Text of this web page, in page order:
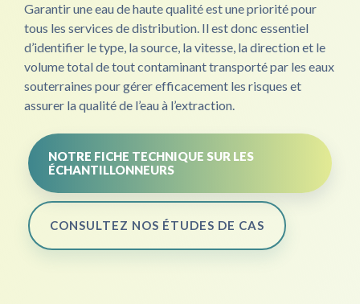
Garantir une eau de haute qualité est une priorité pour
tous les services de distribution. Il est donc essentiel
d’identifier le type, la source, la vitesse, la direction et le
volume total de tout contaminant transporté par les eaux
souterraines pour gérer efficacement les risques et
assurer la qualité de l’eau à l’extraction.
NOTRE FICHE TECHNIQUE SUR LES
ÉCHANTILLONNEURS
CONSULTEZ NOS ÉTUDES DE CAS